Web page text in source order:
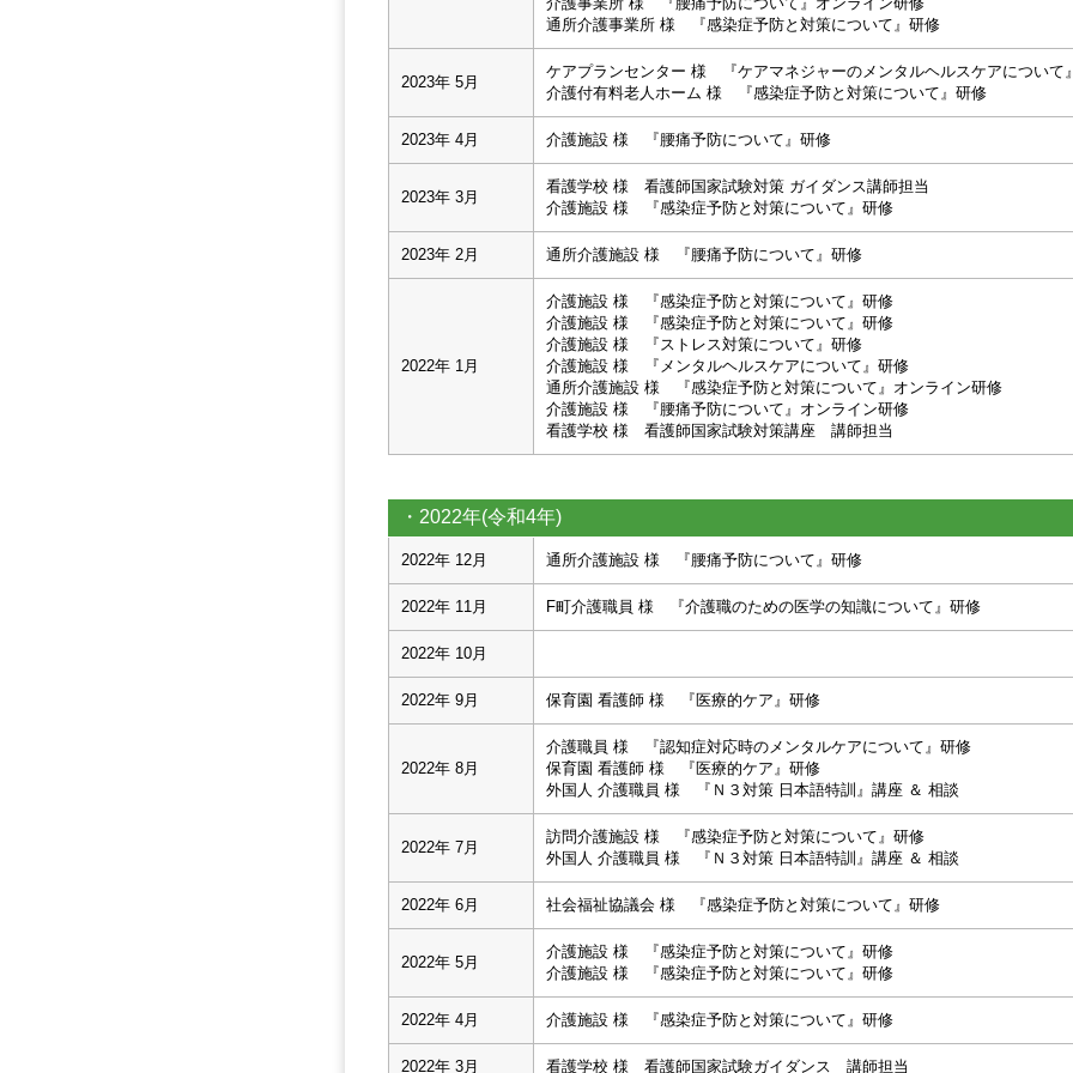
通所介護事業所 様 『感染症予防と対策について』研修
2023年 5月
ケアプランセンター 様 『ケアマネジャーのメンタルヘルスケアについて
介護付有料老人ホーム 様 『感染症予防と対策について』研修
2023年 4月 介護施設 様 『腰痛予防について』研修
2023年 3月
看護学校 様 看護師国家試験対策 ガイダンス講師担当
介護施設 様 『感染症予防と対策について』研修
2023年 2月 通所介護施設 様 『腰痛予防について』研修
2022年 1月
介護施設 様 『感染症予防と対策について』研修
介護施設 様 『感染症予防と対策について』研修
介護施設 様 『ストレス対策について』研修
介護施設 様 『メンタルヘルスケアについて』研修
通所介護施設 様 『感染症予防と対策について』オンライン研修
介護施設 様 『腰痛予防について』オンライン研修
看護学校 様 看護師国家試験対策講座 講師担当
・2022年(令和4年)
2022年 12月 通所介護施設 様 『腰痛予防について』研修
2022年 11月 F町介護職員 様 『介護職のための医学の知識について』研修
2022年 10月
2022年 9月 保育園 看護師 様 『医療的ケア』研修
2022年 8月
介護職員 様 『認知症対応時のメンタルケアについて』研修
保育園 看護師 様 『医療的ケア』研修
外国人 介護職員 様 『Ｎ３対策 日本語特訓』講座 ＆ 相談
2022年 7月
訪問介護施設 様 『感染症予防と対策について』研修
外国人 介護職員 様 『Ｎ３対策 日本語特訓』講座 ＆ 相談
2022年 6月 社会福祉協議会 様 『感染症予防と対策について』研修
2022年 5月
介護施設 様 『感染症予防と対策について』研修
介護施設 様 『感染症予防と対策について』研修
2022年 4月 介護施設 様 『感染症予防と対策について』研修
2022年 3月 看護学校 様 看護師国家試験ガイダンス 講師担当